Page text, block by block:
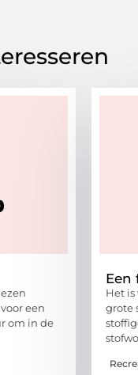
een
om in de
Een
Het
grote